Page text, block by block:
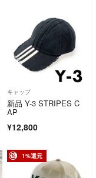
キャップ
新品 Y-3 STRIPES C
AP
¥12,800
1%還元